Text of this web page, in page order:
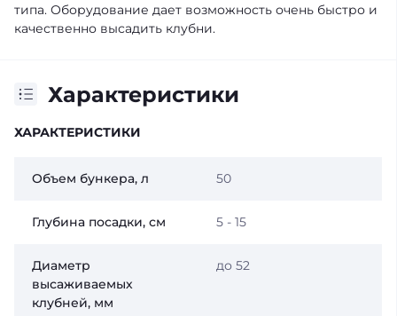
типа. Оборудование дает возможность очень быстро и
качественно высадить клубни.
Характеристики
ХАРАКТЕРИСТИКИ
Oбъем бункера, л 50
Глубина посадки, см 5 - 15
Диаметр
высаживаемых
клубней, мм
до 52